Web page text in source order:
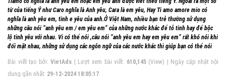
từ của tiếng Ý như Caro nghĩa là Anh yêu, Cara là em yêu, Hay Ti amo amore mio có
nghĩa là anh yêu em, tình e yêu của anh.Ở Việt Nam, nhiều bạn trẻ thường sử dụng
những câu nói “anh yêu em / em yêu em” của những nước khác để tỏ tình hay để bộc
lộ tình yêu với nhau. Vì có thể nói ,câu nói “anh yêu em hay em yêu em” rất khó nói khi
đối mặt nhau, những sử dụng các ngôn ngữ của các nước khác thì giúp bạn có thể nói
Bài viết tạo bởi:VietAds | Lượt xem bài viết: 610,145(View) | Ngày cập nhật nội
dung gần nhất: 29-12-2024 18:05:17